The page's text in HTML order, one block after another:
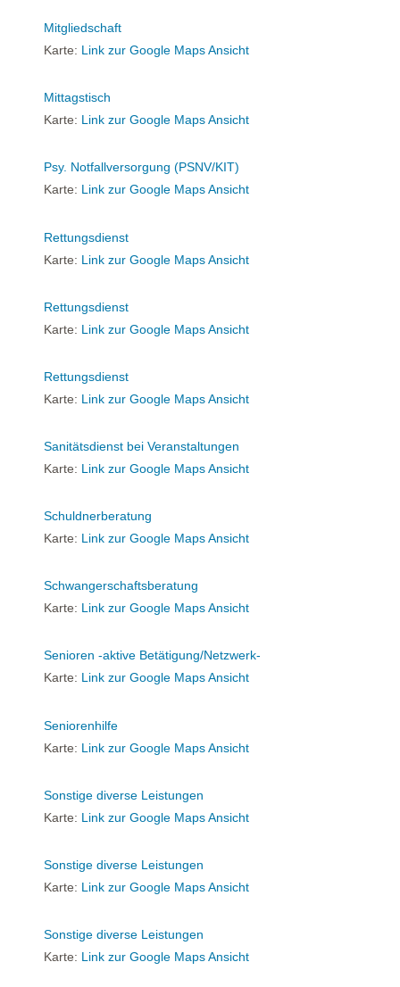
Mitgliedschaft
Karte: Link zur Google Maps Ansicht
Mittagstisch
Karte: Link zur Google Maps Ansicht
Psy. Notfallversorgung (PSNV/KIT)
Karte: Link zur Google Maps Ansicht
Rettungsdienst
Karte: Link zur Google Maps Ansicht
Rettungsdienst
Karte: Link zur Google Maps Ansicht
Rettungsdienst
Karte: Link zur Google Maps Ansicht
Sanitätsdienst bei Veranstaltungen
Karte: Link zur Google Maps Ansicht
Schuldnerberatung
Karte: Link zur Google Maps Ansicht
Schwangerschaftsberatung
Karte: Link zur Google Maps Ansicht
Senioren -aktive Betätigung/Netzwerk-
Karte: Link zur Google Maps Ansicht
Seniorenhilfe
Karte: Link zur Google Maps Ansicht
Sonstige diverse Leistungen
Karte: Link zur Google Maps Ansicht
Sonstige diverse Leistungen
Karte: Link zur Google Maps Ansicht
Sonstige diverse Leistungen
Karte: Link zur Google Maps Ansicht